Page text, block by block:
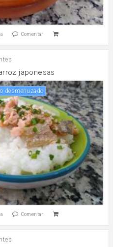
Comentar
japonesas
desmenuzado
Comentar